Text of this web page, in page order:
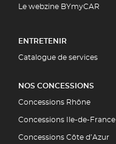
Le webzine BYmyCAR
ENTRETENIR
Catalogue de services
NOS CONCESSIONS
Concessions Rhône
Concessions Ile-de-France
Concessions Côte d’Azur